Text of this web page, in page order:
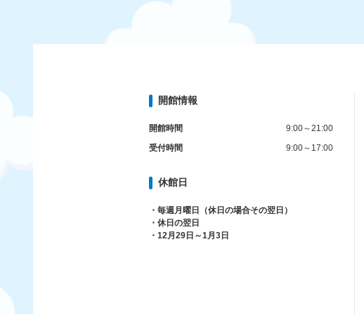
開館情報
開館時間
9:00～21:00
受付時間
9:00～17:00
休館日
・毎週月曜日（休日の場合その翌日）
・休日の翌日
・12月29日～1月3日